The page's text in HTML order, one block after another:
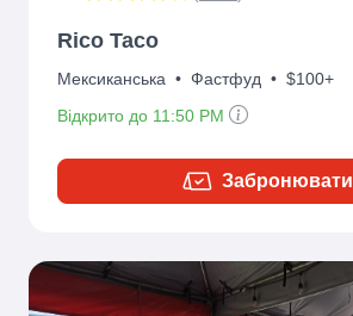
Rico Taco
Мексиканська • Фастфуд • $100+
Відкрито до 11:50 PM
Забронювати